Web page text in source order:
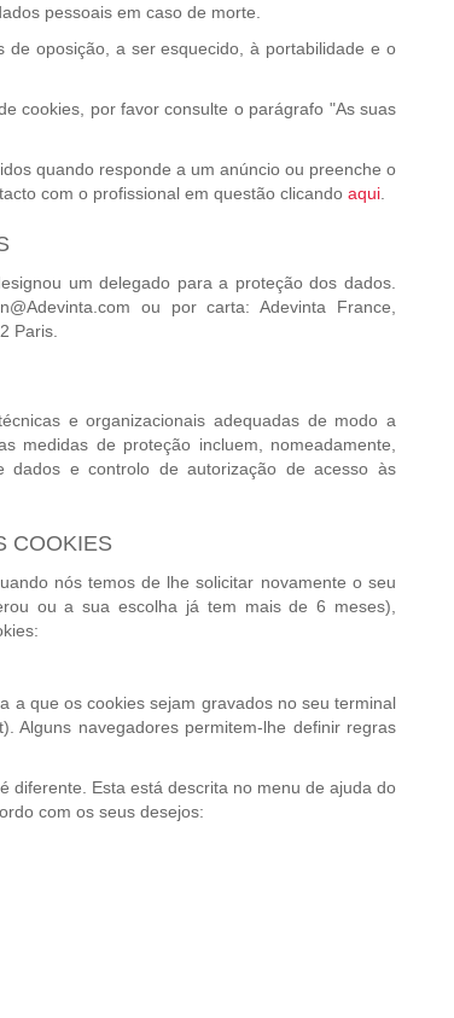
pessoais em caso de morte.
oposição, a ser esquecido, à portabilidade e o
cookies, por favor consulte o parágrafo "As suas
quando responde a um anúncio ou preenche o
com o profissional em questão clicando aqui
um delegado para a proteção dos dados.
ou por carta: Adevinta France,
Paris.
e organizacionais adequadas de modo a
medidas de proteção incluem, nomeadamente,
dados e controlo de autorização de acesso às
COOKIES
nós temos de lhe solicitar novamente o seu
ou a sua escolha já tem mais de 6 meses),
a que os cookies sejam gravados no seu terminal
Alguns navegadores permitem-lhe definir regras
diferente. Esta está descrita no menu de ajuda do
com os seus desejos: